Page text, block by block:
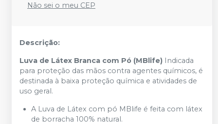
Não sei o meu CEP
Descrição:
Luva de Látex Branca com Pó (MBlife) Indicada
para proteção das mãos contra agentes químicos, é
destinada à baixa proteção química e atividades de
uso geral.
A Luva de Látex com pó MBlife é feita com látex
de borracha 100% natural.